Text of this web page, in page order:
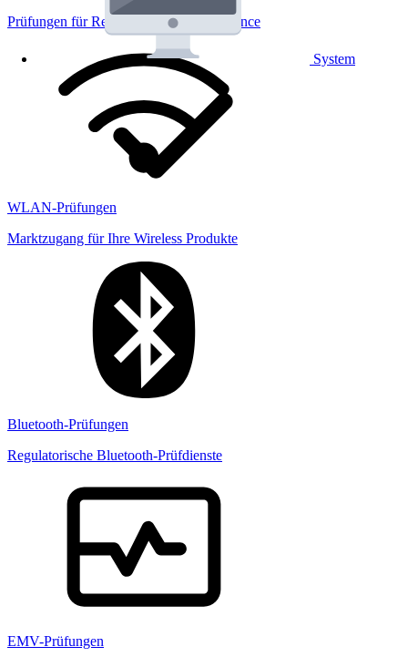
System
Prüfungen für Regulatorik und Performance
WLAN-Prüfungen
Marktzugang für Ihre Wireless Produkte
Bluetooth-Prüfungen
Regulatorische Bluetooth-Prüfdienste
EMV-Prüfungen